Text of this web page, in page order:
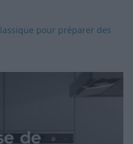
pour préparer des